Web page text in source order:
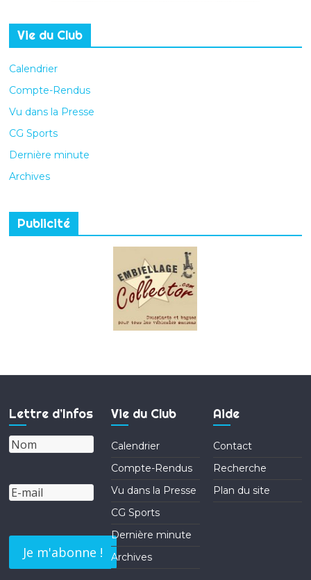
Vie du Club
Calendrier
Compte-Rendus
Vu dans la Presse
CG Sports
Dernière minute
Archives
Publicité
Lettre d’Infos Vie du Club
Calendrier
Compte-Rendus
Vu dans la Presse
CG Sports
Dernière minute
Archives
Aide
Contact
Recherche
Plan du site